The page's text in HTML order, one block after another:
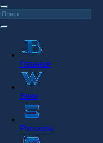
Главная
Вики
Рассказы